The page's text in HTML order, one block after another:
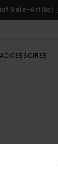
Sale-Artikel
ACCESSOIRES